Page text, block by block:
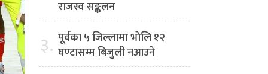
राजस्व सङ्कलन
३. पूर्वका ५ जिल्लामा भाेलि १२
घण्टासम्म बिजुली नआउने